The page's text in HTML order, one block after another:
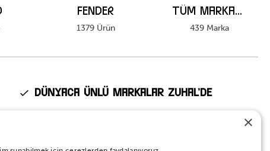
FENDER
1379 Ürün
Tüm Markalar
439 Marka
Dünyaca Ünlü Markalar Zuhal’de
prestijli markalarının Türkiye’deki tek yetkili distribütörü Zuhal×